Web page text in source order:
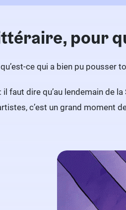
pour
ce qui a bien pu pousser
: il faut dire qu’au lendemain de
c’est un grand moment